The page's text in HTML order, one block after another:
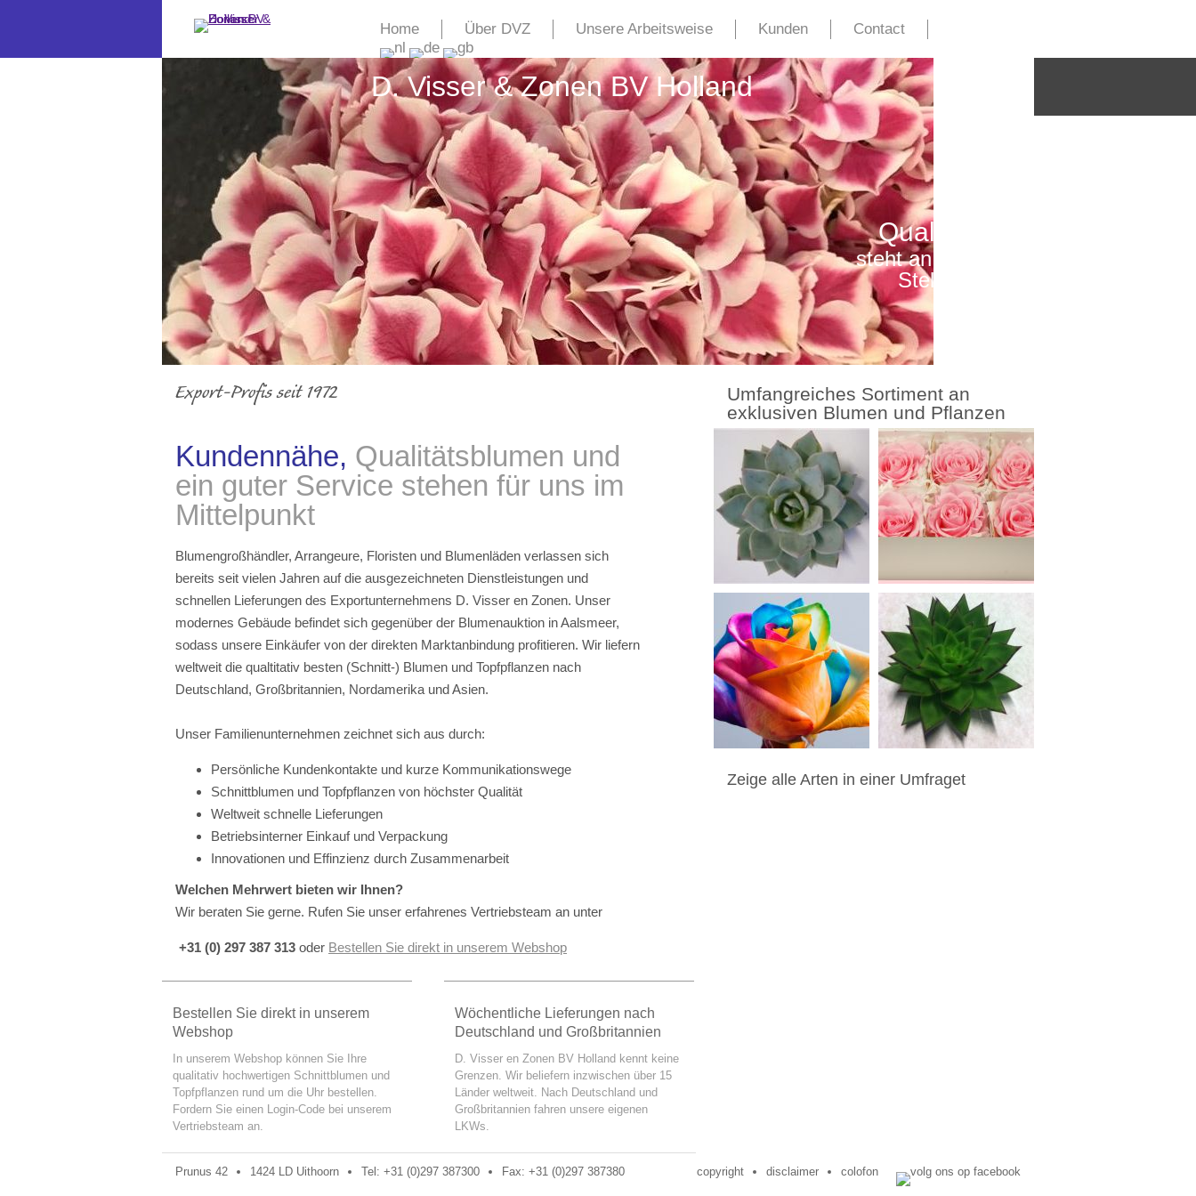
Home Über DVZ Unsere Arbeitsweise Kunden Contact
D. Visser & Zonen BV Holland
Qualität
steht an erster
Stelle
Export-Profis seit 1972
Kundennähe, Qualitätsblumen und
ein guter Service stehen für uns im
Mittelpunkt
Blumengroßhändler, Arrangeure, Floristen und Blumenläden verlassen sich
bereits seit vielen Jahren auf die ausgezeichneten Dienstleistungen und
schnellen Lieferungen des Exportunternehmens D. Visser en Zonen. Unser
modernes Gebäude befindet sich gegenüber der Blumenauktion in Aalsmeer,
sodass unsere Einkäufer von der direkten Marktanbindung profitieren. Wir liefern
weltweit die qualtitativ besten (Schnitt-) Blumen und Topfpflanzen nach
Deutschland, Großbritannien, Nordamerika und Asien.
Unser Familienunternehmen zeichnet sich aus durch:
Persönliche Kundenkontakte und kurze Kommunikationswege
Schnittblumen und Topfpflanzen von höchster Qualität
Weltweit schnelle Lieferungen
Betriebsinterner Einkauf und Verpackung
Innovationen und Effinzienz durch Zusammenarbeit
Welchen Mehrwert bieten wir Ihnen?
Wir beraten Sie gerne. Rufen Sie unser erfahrenes Vertriebsteam an unter
+31 (0) 297 387 313 oder Bestellen Sie direkt in unserem Webshop
Bestellen Sie direkt in unserem
Webshop
In unserem Webshop können Sie Ihre
qualitativ hochwertigen Schnittblumen und
Topfpflanzen rund um die Uhr bestellen.
Fordern Sie einen Login-Code bei unserem
Vertriebsteam an.
Wöchentliche Lieferungen nach
Deutschland und Großbritannien
D. Visser en Zonen BV Holland kennt keine
Grenzen. Wir beliefern inzwischen über 15
Länder weltweit. Nach Deutschland und
Großbritannien fahren unsere eigenen
LKWs.
Umfangreiches Sortiment an
exklusiven Blumen und Pflanzen
Zeige alle Arten in einer Umfraget
Prunus 42 1424 LD Uithoorn Tel: +31 (0)297 387300 Fax: +31 (0)297 387380 copyright disclaimer colofon